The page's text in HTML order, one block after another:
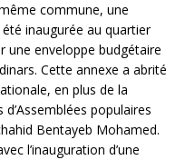
commune, une
inaugurée au quartier
une enveloppe budgétaire
Cette annexe a abrité
en plus de la
populaires
Bentayeb Mohamed.
l’inauguration d’une